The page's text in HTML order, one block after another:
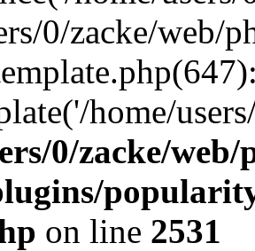
0/zacke/web/
home/
0/zacke/
on line 2531